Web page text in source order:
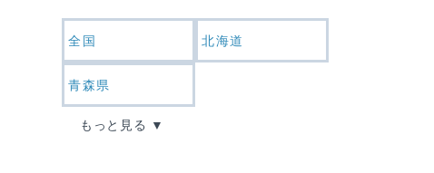
全国 北海道
青森県
もっと見る